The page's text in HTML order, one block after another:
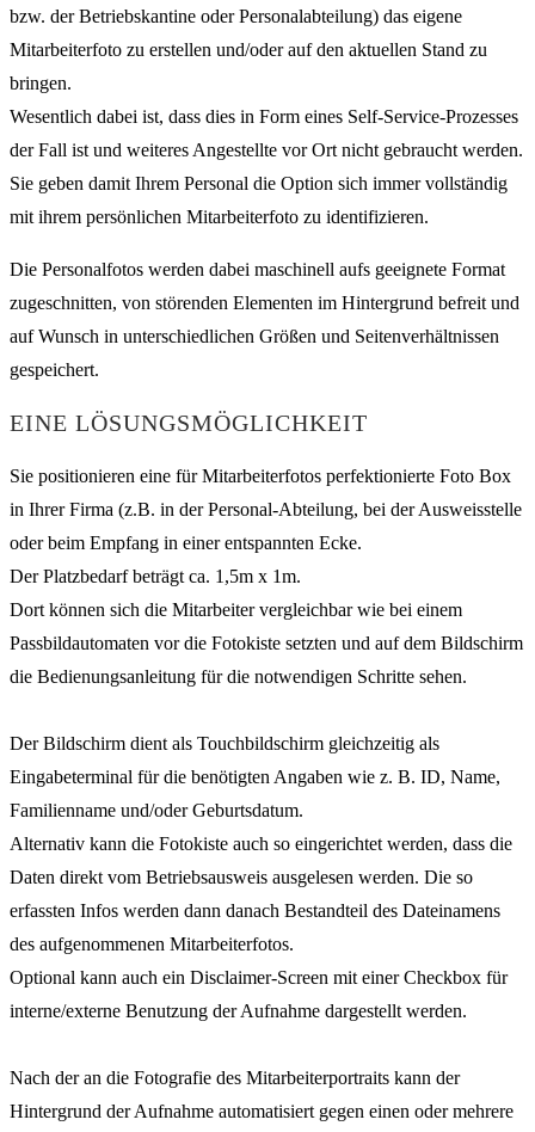
bzw. der Betriebskantine oder Personalabteilung) das eigene
Mitarbeiterfoto zu erstellen und/oder auf den aktuellen Stand zu
bringen.
Wesentlich dabei ist, dass dies in Form eines Self-Service-Prozesses
der Fall ist und weiteres Angestellte vor Ort nicht gebraucht werden.
Sie geben damit Ihrem Personal die Option sich immer vollständig
mit ihrem persönlichen Mitarbeiterfoto zu identifizieren.
Die Personalfotos werden dabei maschinell aufs geeignete Format
zugeschnitten, von störenden Elementen im Hintergrund befreit und
auf Wunsch in unterschiedlichen Größen und Seitenverhältnissen
gespeichert.
EINE LÖSUNGSMÖGLICHKEIT
Sie positionieren eine für Mitarbeiterfotos perfektionierte Foto Box
in Ihrer Firma (z.B. in der Personal-Abteilung, bei der Ausweisstelle
oder beim Empfang in einer entspannten Ecke.
Der Platzbedarf beträgt ca. 1,5m x 1m.
Dort können sich die Mitarbeiter vergleichbar wie bei einem
Passbildautomaten vor die Fotokiste setzten und auf dem Bildschirm
die Bedienungsanleitung für die notwendigen Schritte sehen.
Der Bildschirm dient als Touchbildschirm gleichzeitig als
Eingabeterminal für die benötigten Angaben wie z. B. ID, Name,
Familienname und/oder Geburtsdatum.
Alternativ kann die Fotokiste auch so eingerichtet werden, dass die
Daten direkt vom Betriebsausweis ausgelesen werden. Die so
erfassten Infos werden dann danach Bestandteil des Dateinamens
des aufgenommenen Mitarbeiterfotos.
Optional kann auch ein Disclaimer-Screen mit einer Checkbox für
interne/externe Benutzung der Aufnahme dargestellt werden.
Nach der an die Fotografie des Mitarbeiterportraits kann der
Hintergrund der Aufnahme automatisiert gegen einen oder mehrere